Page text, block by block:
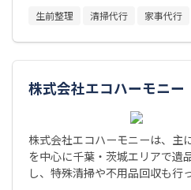
生前整理 清掃代行 家事代行
株式会社エコハーモニー
株式会社エコハーモニーは、主
を中心に千葉・茨城エリアで遺
し、特殊清掃や不用品回収も行